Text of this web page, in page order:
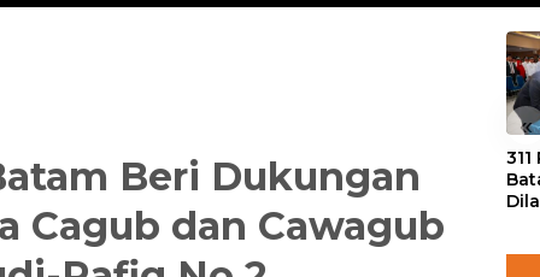
Beri Dukungan
Cagub dan Cawagub
«